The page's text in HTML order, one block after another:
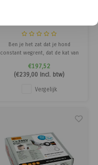
huisdieren
Ben je het zat dat je hond
constant wegrent, dat de kat van
je kinderen of de reiger die je
waardevolle vissen uit de vijver
opeet? Of wilt u uw huisdieren
binnen de grenzen houden op de
€197,52
(€239,00 Incl. btw)
Vergelijk